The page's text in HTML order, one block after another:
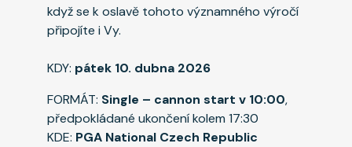
když se k oslavě tohoto významného výročí
připojíte i Vy.
KDY: pátek 10. dubna 2026
FORMÁT: Single – cannon start v 10:00,
předpokládané ukončení kolem 17:30
KDE: PGA National Czech Republic